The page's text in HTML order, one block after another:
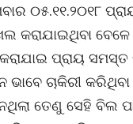
୦୫.୧୧.୨୦୧୮
କରାଯାଇଥିବା
ପ୍ରାୟ ସମସ୍ତ
ଚାକିରୀ
ତେଣୁ ସେହି ବିଲ